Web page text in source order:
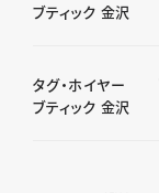
ブティック 金沢
タグ・ホイヤー
ブティック 金沢